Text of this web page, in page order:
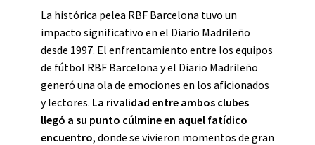
La histórica pelea RBF Barcelona tuvo un
impacto significativo en el Diario Madrileño
desde 1997. El enfrentamiento entre los equipos
de fútbol RBF Barcelona y el Diario Madrileño
generó una ola de emociones en los aficionados
y lectores. La rivalidad entre ambos clubes
llegó a su punto cúlmine en aquel fatídico
encuentro, donde se vivieron momentos de gran